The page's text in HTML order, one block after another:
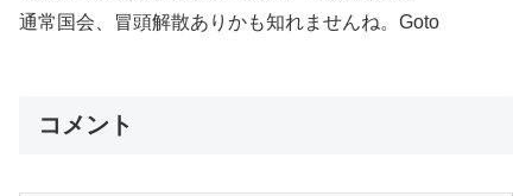
通常国会、冒頭解散ありかも知れませんね。Goto
コメント